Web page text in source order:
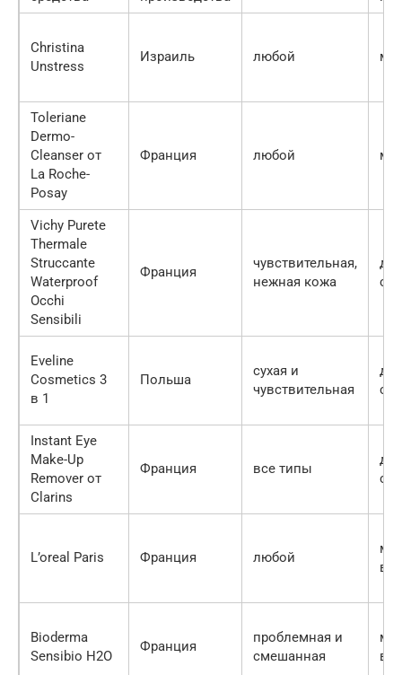
Christina
Unstress
Израиль любой
Toleriane
Dermo-
Cleanser от
La Roche-
Posay
Франция любой
Vichy Purete
Thermale
Struccante
Waterproof
Occhi
Sensibili
Франция
чувствительная,
нежная кожа
Eveline
Cosmetics 3
в 1
Польша
сухая и
чувствительная
Instant Eye
Make-Up
Remover от
Clarins
Франция все типы
L’oreal Paris Франция любой
Bioderma
Sensibio H2O
Франция
проблемная и
смешанная